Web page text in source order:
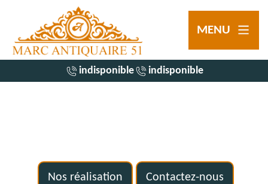
MENU
indisponible indisponible
Nos réalisation Contactez-nous